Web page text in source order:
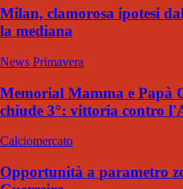
Milan, clamorosa ipotesi
la mediana
News Primavera
Memorial Mamma e Papà
chiude 3°: vittoria contro
Calciomercato
Opportunità a parametro